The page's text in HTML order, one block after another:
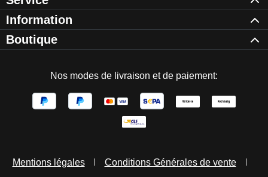
Information
Boutique
Nos modes de livraison et de paiement:
Mentions légales
Conditions Générales de vente